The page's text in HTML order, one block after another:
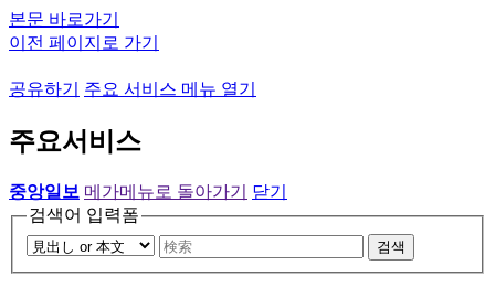
본문 바로가기
이전 페이지로 가기
공유하기 주요 서비스 메뉴 열기
주요서비스
중앙일보 메가메뉴로 돌아가기
닫기
검색어 입력폼
검색